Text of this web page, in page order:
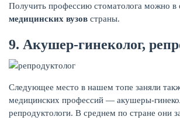
Получить профессию стоматолога можно в
медицинских вузов страны.
9. Акушер-гинеколог,
Следующее место в нашем топе заняли
медицинских профессий — акушеры-
репродуктологи. В среднем по стране они